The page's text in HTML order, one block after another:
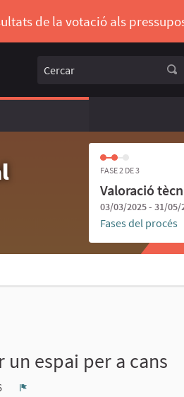
de la votació als
FASE 2 DE 3
Valoració
03/03/2025 - 31/05/
Fases del procés
un espai per a cans